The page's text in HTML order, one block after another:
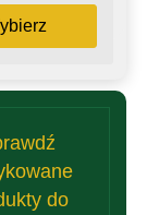
do